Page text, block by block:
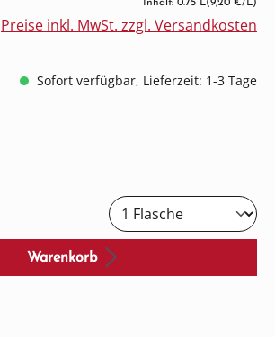
Inhalt: 0.75 L(9,20 €/L)
Preise inkl. MwSt. zzgl. Versandkosten
Sofort verfügbar, Lieferzeit: 1-3 Tage
Warenkorb